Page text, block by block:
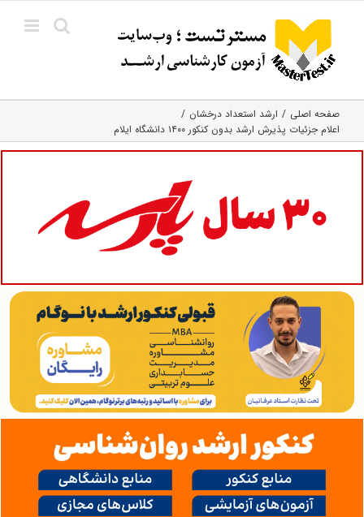
content
صفحه اصلی
ارشد استعداد درخشان
اعلام جزئیات پذیرش ارشد بدون کنکور ۱۴۰۰ دانشگاه ایلام